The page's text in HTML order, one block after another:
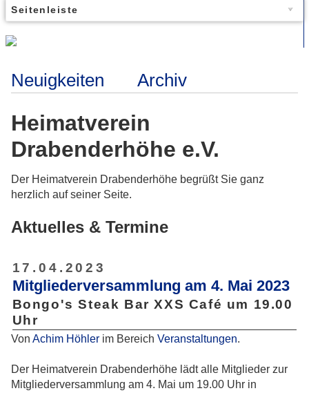
Seitenleiste
Neuigkeiten Archiv
Heimatverein
Drabenderhöhe e.V.
Der Heimatverein Drabenderhöhe begrüßt Sie ganz
herzlich auf seiner Seite.
Aktuelles & Termine
17.04.2023
Mitgliederversammlung am 4. Mai 2023
Bongo's Steak Bar XXS Café um 19.00
Uhr
Von Achim Höhler im Bereich Veranstaltungen.
Der Heimatverein Drabenderhöhe lädt alle Mitglieder zur
Mitgliederversammlung am 4. Mai um 19.00 Uhr in